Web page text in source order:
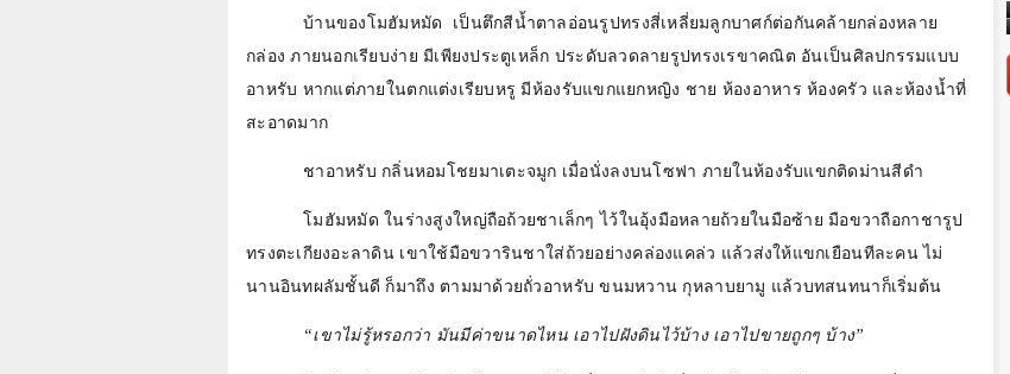
บ้านของโมฮัมหมัด
เป็นตึกสีน้ำตาลอ่อนรูปทรงสี่เหลี่ยมลูกบาศก์ต่อกันคล้ายกล่องหลาย
กล่อง ภายนอกเรียบง่าย มีเพียงประตูเหล็ก ประดับลวดลายรูปทรงเรขาคณิต อันเป็นศิลปกรรมแบบ
อาหรับ หากแต่ภายในตกแต่งเรียบหรู มีห้องรับแขกแยกหญิง ชาย ห้องอาหาร ห้องครัว และห้องน้ำที่
สะอาดมาก
ชาอาหรับ กลิ่นหอมโชยมาเตะจมูก เมื่อนั่งลงบนโซฟา ภายในห้องรับแขกติดม่านสีดำ
โมฮัมหมัดในร่างสูงใหญ่ถือถ้วยชาเล็กๆ ไว้ในอุ้งมือหลายถ้วยในมือซ้าย มือขวาถือกาชารูป
ทรงตะเกียงอะลาดิน เขาใช้มือขวารินชาใส่ถ้วยอย่างคล่องแคล่ว แล้วส่งให้แขกเยือนทีละคน ไม่
นานอินทผลัมชั้นดี ก็มาถึง ตามมาด้วยถั่วอาหรับ ขนมหวาน กุหลาบยามู แล้วบทสนทนาก็เริ่มต้น
“เขาไม่รู้หรอกว่า มันมีค่าขนาดไหน เอาไปฝังดินไว้บ้าง เอาไปขายถูกๆ บ้าง”